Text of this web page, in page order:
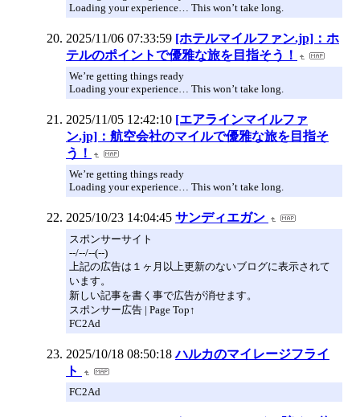
Loading your experience… This won’t take long.
2025/11/06 07:33:59 [ホテルマイルファン.jp]：ホ
テルのポイントで優雅な旅を目指そう！
We’re getting things ready
Loading your experience… This won’t take long.
2025/11/05 12:42:10 [エアラインマイルファ
ン.jp]：航空会社のマイルで優雅な旅を目指そ
う！
We’re getting things ready
Loading your experience… This won’t take long.
2025/10/23 14:04:45 サンディエガン
スポンサーサイト
--/--/--(--)
上記の広告は１ヶ月以上更新のないブログに表示されて
います。
新しい記事を書く事で広告が消せます。
スポンサー広告 | Page Top↑
FC2Ad
2025/10/18 08:50:18 ハルカのマイレージフライ
ト
FC2Ad